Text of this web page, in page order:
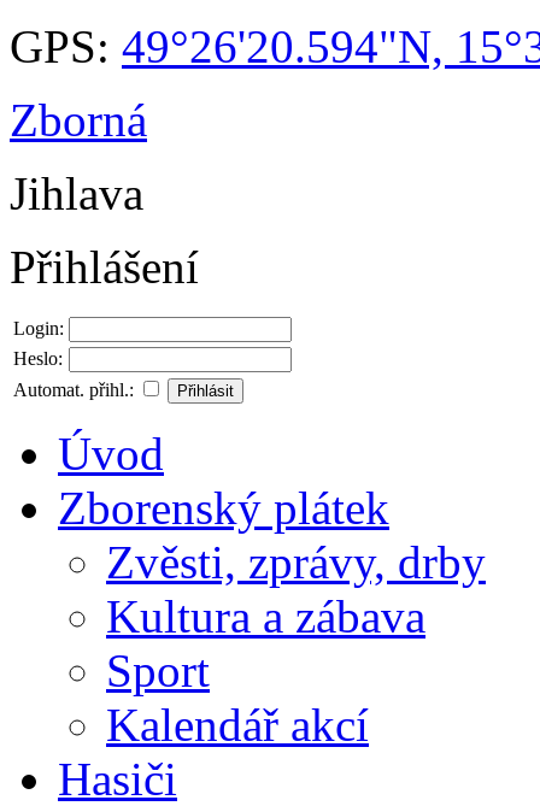
GPS: 49°26'20.594"N,
Zborná
Jihlava
Přihlášení
Login:
Heslo:
Automat. přihl.:
Úvod
Zborenský plátek
Zvěsti, zprávy, drby
Kultura a zábava
Sport
Kalendář akcí
Hasiči